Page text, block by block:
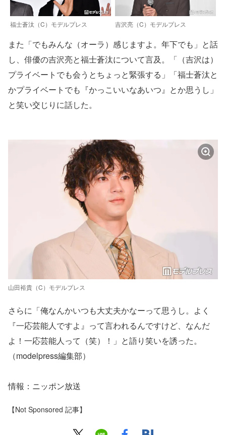
福士蒼汰（C）モデルプレス 吉沢亮（C）モデルプレス
また「でもみんな（オーラ）感じますよ。年下でも」と話
し、俳優の吉沢亮と福士蒼汰について言及。「（吉沢は）
プライベートでも会うとちょっと緊張する」「福士蒼汰と
かプライベートでも『かっこいいなあいつ』とか思うし」
と笑い交じりに話した。
山田裕貴（C）モデルプレス
さらに「俺なんかいつも大丈夫かなーって思うし。よく
『一応芸能人ですよ』って言われるんですけど、なんだ
よ！一応芸能人って（笑）！」と語り笑いを誘った。
（modelpress編集部）
情報：ニッポン放送
【Not Sponsored 記事】